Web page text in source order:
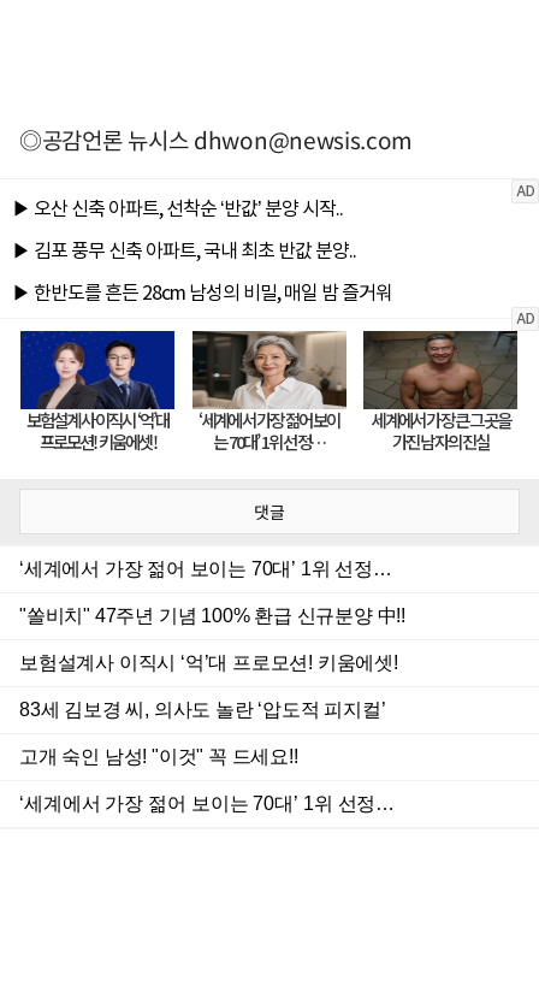
◎공감언론 뉴시스dhwon@newsis.com
댓글